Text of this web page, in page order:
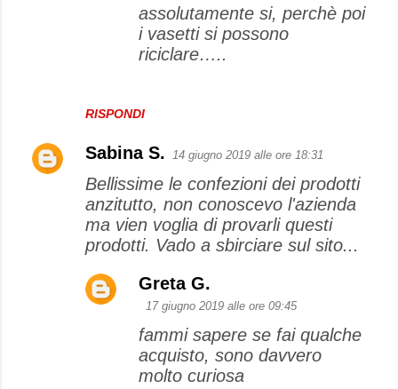
RISPONDI
assolutamente si, perchè poi
i vasetti si possono
riciclare…..
Sabina S. 14 giugno 2019 alle ore 18:31
Bellissime le confezioni dei prodotti
anzitutto, non conoscevo l'azienda
ma vien voglia di provarli questi
prodotti. Vado a sbirciare sul sito...
Greta G.
17 giugno 2019 alle ore 09:45
fammi sapere se fai qualche
acquisto, sono davvero
molto curiosa